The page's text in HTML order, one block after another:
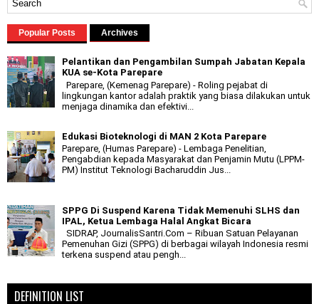
Popular Posts Archives
Pelantikan dan Pengambilan Sumpah Jabatan Kepala
KUA se-Kota Parepare
Parepare, (Kemenag Parepare) - Roling pejabat di
lingkungan kantor adalah praktik yang biasa dilakukan untuk
menjaga dinamika dan efektivi...
Edukasi Bioteknologi di MAN 2 Kota Parepare
Parepare, (Humas Parepare) - Lembaga Penelitian,
Pengabdian kepada Masyarakat dan Penjamin Mutu (LPPM-
PM) Institut Teknologi Bacharuddin Jus...
SPPG Di Suspend Karena Tidak Memenuhi SLHS dan
IPAL, Ketua Lembaga Halal Angkat Bicara
SIDRAP, JournalisSantri.Com – Ribuan Satuan Pelayanan
Pemenuhan Gizi (SPPG) di berbagai wilayah Indonesia resmi
terkena suspend atau pengh...
DEFINITION LIST